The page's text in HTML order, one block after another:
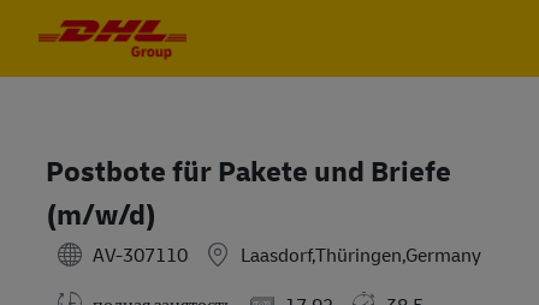
Postbote für Pakete und Briefe
(m/w/d)
AV-307110
Laasdorf,Thüringen,Germany